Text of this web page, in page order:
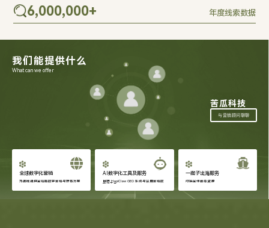
6,000,000+ 年度线索数据
我们能提供什么
What can we offer
苦瓜科技
与营销顾问聊聊
全球数字化营销
为品牌提供全链路数字营销与获客方案
AI数字化工具及服务
自研 HapiClaw GEO 系统与会展营销数
字化工具
一揽子出海服务
对接全球出海资源